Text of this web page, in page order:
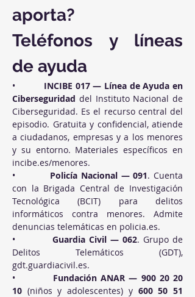
aporta?
Teléfonos y líneas
de ayuda
• INCIBE 017 — Línea de Ayuda en
Ciberseguridad del Instituto Nacional de
Ciberseguridad. Es el recurso central del
episodio. Gratuita y confidencial, atiende
a ciudadanos, empresas y a los menores
incibe.es/menores.
• Policía Nacional — 091. Cuenta
con la Brigada Central de Investigación
Tecnológica (BCIT) para delitos
informáticos contra menores. Admite
denuncias telemáticas en policia.es.
• Guardia Civil — 062. Grupo de
gdt.guardiacivil.es.
• Fundación ANAR — 900 20 20
10 (niños y adolescentes) y 600 50 51